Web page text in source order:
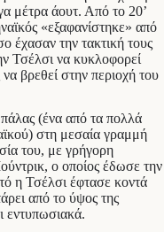
μέτρα άουτ. Από το 20’
«εξαφανίστηκε» από
έχασαν την τακτική τους
Τσέλσι να κυκλοφορεί
βρεθεί στην περιοχή του
(ένα από τα πολλά
στη μεσαία γραμμή
του, με γρήγορη
ο οποίος έδωσε την
η Τσέλσι έφτασε κοντά
από το ύψος της
εντυπωσιακά.